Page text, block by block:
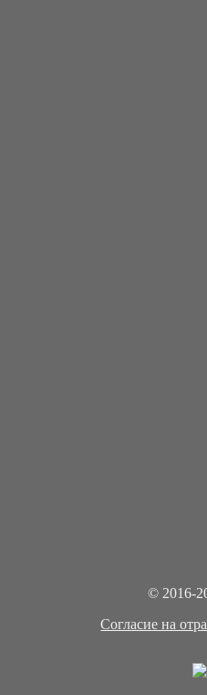
© 2016-
Cогласие на